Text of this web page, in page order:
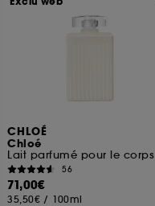
CHLOÉ
Chloé
Lait parfumé pour le corps
56
71,00€
35,50€ / 100ml